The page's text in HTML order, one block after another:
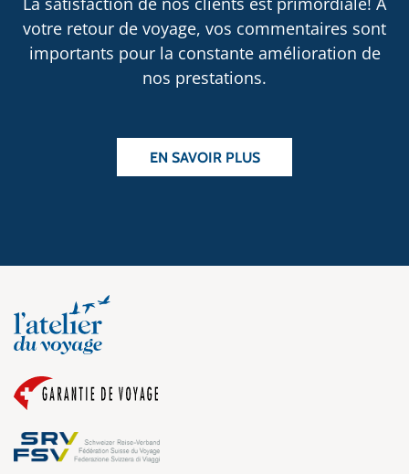
votre retour de voyage, vos commentaires sont
importants pour la constante amélioration de
nos prestations.
EN SAVOIR PLUS